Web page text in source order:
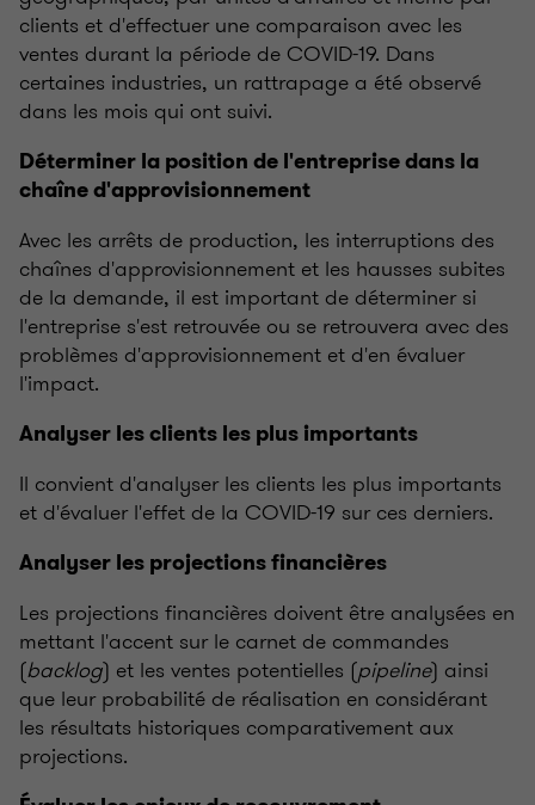
clients et d'effectuer une comparaison avec les
ventes durant la période de COVID-19. Dans
certaines industries, un rattrapage a été observé
dans les mois qui ont suivi.
Déterminer la position de l'entreprise dans la
chaîne d'approvisionnement
Avec les arrêts de production, les interruptions des
chaînes d'approvisionnement et les hausses subites
de la demande, il est important de déterminer si
l'entreprise s'est retrouvée ou se retrouvera avec des
problèmes d'approvisionnement et d'en évaluer
l'impact.
Analyser les clients les plus importants
Il convient d'analyser les clients les plus importants
et d'évaluer l'effet de la COVID-19 sur ces derniers.
Analyser les projections financières
Les projections financières doivent être analysées en
mettant l'accent sur le carnet de commandes
(backlog) et les ventes potentielles (pipeline) ainsi
que leur probabilité de réalisation en considérant
les résultats historiques comparativement aux
projections.